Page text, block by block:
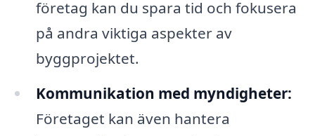
företag kan du spara tid och fokusera
på andra viktiga aspekter av
byggprojektet.
Kommunikation med myndigheter:
Företaget kan även hantera